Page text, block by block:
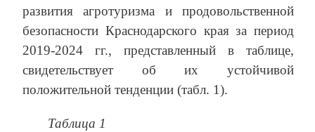
развития агротуризма и продовольственной
безопасности Краснодарского края за период
2019-2024 гг., представленный в таблице,
свидетельствует об их устойчивой
положительной тенденции (табл. 1).
Таблица 1